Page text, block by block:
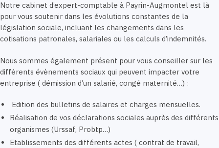
Notre cabinet d’expert-comptable à Payrin-Augmontel est là
pour vous soutenir dans les évolutions constantes de la
législation sociale, incluant les changements dans les
cotisations patronales, salariales ou les calculs d’indemnités.
Nous sommes également présent pour vous conseiller sur les
différents évènements sociaux qui peuvent impacter votre
entreprise ( démission d’un salarié, congé maternité…) :
Edition des bulletins de salaires et charges mensuelles.
Réalisation de vos déclarations sociales auprès des différents
organismes (Urssaf, Probtp…)
Etablissements des différents actes ( contrat de travail,